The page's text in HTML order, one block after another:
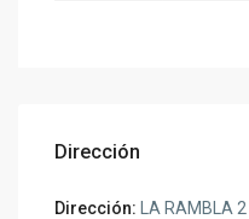
Dirección
Dirección: LA RAMBLA 2